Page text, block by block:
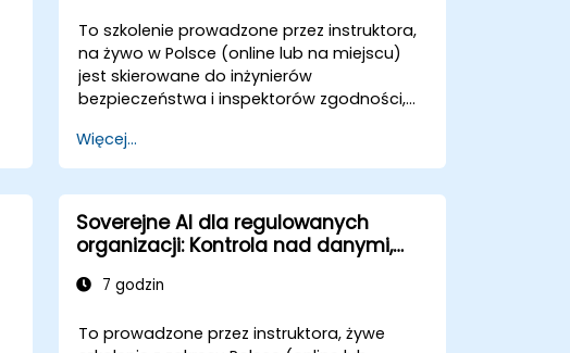
To szkolenie prowadzone przez instruktora,
na żywo w Polsce (online lub na miejscu)
jest skierowane do inżynierów
bezpieczeństwa i inspektorów zgodności,
kontrolować dostęp do modeli i zarządzać
obciążeniami AI działającymi wyłącznie na
miejscu.
Więcej...
Soverejne AI dla regulowanych
organizacji: Kontrola nad danymi,
wnioskowania
7 godzin
To prowadzone przez instruktora, żywe